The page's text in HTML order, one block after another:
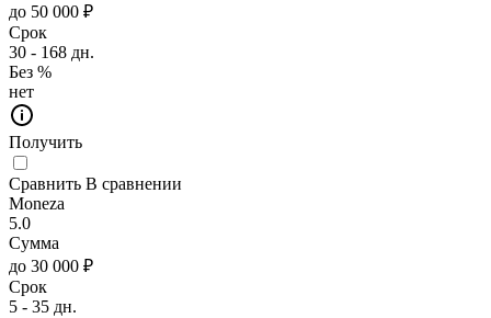
до 50 000 ₽
Срок
30 - 168 дн.
Без %
нет
Получить
Сравнить В сравнении
Moneza
5.0
Сумма
до 30 000 ₽
Срок
5 - 35 дн.